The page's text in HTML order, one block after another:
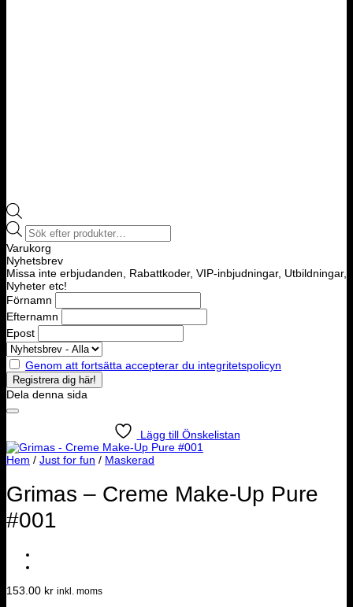
Products
search
Varukorg
Nyhetsbrev
Missa inte erbjudanden, Rabattkoder, VIP-inbjudningar, Utbildningar,
Nyheter etc!
Förnamn
Efternamn
Epost
Genom att fortsätta accepterar du integritetspolicyn
Dela denna sida
Lägg till Önskelistan
Hem / Just for fun / Maskerad
Grimas – Creme Make-Up Pure
#001
153.00 kr inkl. moms